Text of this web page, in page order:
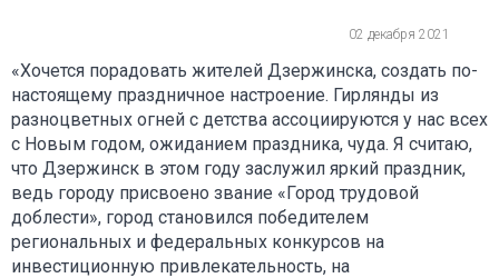
02 декабря 2021
«Хочется порадовать жителей Дзержинска, создать по-
настоящему праздничное настроение. Гирлянды из
разноцветных огней с детства ассоциируются у нас всех
с Новым годом, ожиданием праздника, чуда. Я считаю,
что Дзержинск в этом году заслужил яркий праздник,
ведь городу присвоено звание «Город трудовой
доблести», город становился победителем
региональных и федеральных конкурсов на
инвестиционную привлекательность, на